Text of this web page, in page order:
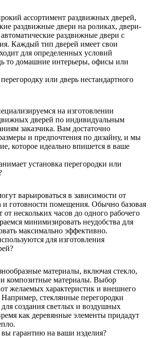
ассортимент раздвижных дверей,
раздвижные двери на роликах, двери-
раздвижные двери с
Каждый тип дверей имеет свои
для определенных условий
то домашние интерьеры, офисы или
или дверь нестандартного
на изготовлении
дверей по индивидуальным
заказчика. Вам достаточно
и предпочтения по дизайну, и мы
которое идеально впишется в ваше
установка перегородки или
варьироваться в зависимости от
и готовности помещения. Обычно базовая
от нескольких часов до одного рабочего
минимизировать неудобства для
максимально эффективно.
для изготовления
материалы, включая стекло,
композитные материалы. Выбор
желаемых характеристик и внешнего
стеклянные перегородки
для создания светлых и воздушных
как деревянные элементы придадут
вы гарантию на ваши изделия?